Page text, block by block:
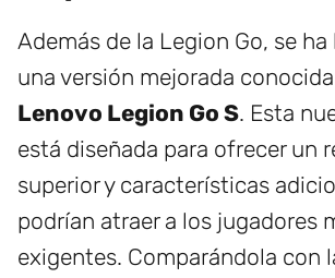
Además de la Legion Go, se
una versión mejorada
Lenovo Legion Go S. Esta
está diseñada para ofrecer un
superior y características
podrían atraer a los jugadores
exigentes. Comparándola con